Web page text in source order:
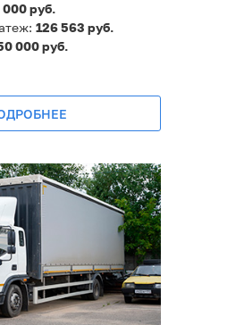
000 руб.
126 563 руб.
000 руб.